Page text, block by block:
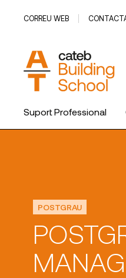
CORREU WEB
Suport Professional
POSTGRAU